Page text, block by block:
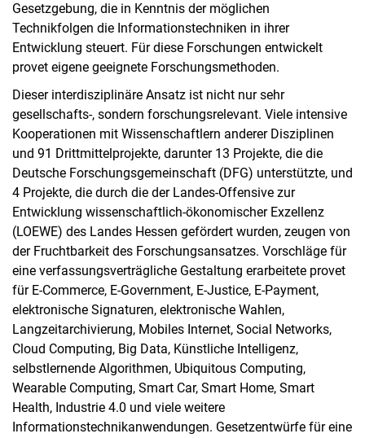
Gesetzgebung, die in Kenntnis der möglichen
Technikfolgen die Informationstechniken in ihrer
Entwicklung steuert. Für diese Forschungen entwickelt
provet eigene geeignete Forschungsmethoden.
Dieser interdisziplinäre Ansatz ist nicht nur sehr
gesellschafts-, sondern forschungsrelevant. Viele intensive
Kooperationen mit Wissenschaftlern anderer Disziplinen
und 91 Drittmittelprojekte, darunter 13 Projekte, die die
Deutsche Forschungsgemeinschaft (DFG) unterstützte, und
4 Projekte, die durch die der Landes-Offensive zur
Entwicklung wissenschaftlich-ökonomischer Exzellenz
(LOEWE) des Landes Hessen gefördert wurden, zeugen von
der Fruchtbarkeit des Forschungsansatzes. Vorschläge für
eine verfassungsverträgliche Gestaltung erarbeitete provet
für E-Commerce, E-Government, E-Justice, E-Payment,
elektronische Signaturen, elektronische Wahlen,
Langzeitarchivierung, Mobiles Internet, Social Networks,
Cloud Computing, Big Data, Künstliche Intelligenz,
selbstlernende Algorithmen, Ubiquitous Computing,
Wearable Computing, Smart Car, Smart Home, Smart
Health, Industrie 4.0 und viele weitere
Informationstechnikanwendungen. Gesetzentwürfe für eine